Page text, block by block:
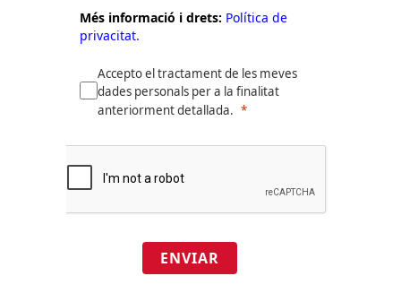
Més informació i drets: Política de
privacitat.
Accepto el tractament de les meves
dades personals per a la finalitat
anteriorment detallada.
ENVIAR